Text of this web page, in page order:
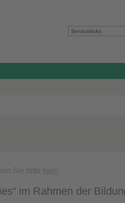
Servicelinks
Sie bitte hier)
im Rahmen der